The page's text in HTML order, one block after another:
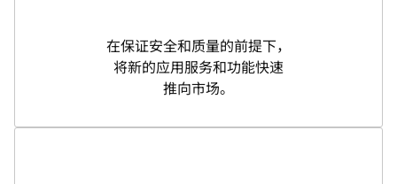
在保证安全和质量的前提下，
将新的应用服务和功能快速
推向市场。